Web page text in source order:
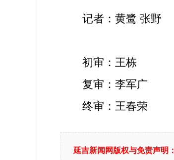
记者：黄鹭 张野
初审：王栋
复审：李军广
终审：王春荣
延吉新闻网版权与免责声明：